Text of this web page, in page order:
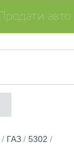
Продати авто
/ ГАЗ / 5302 /